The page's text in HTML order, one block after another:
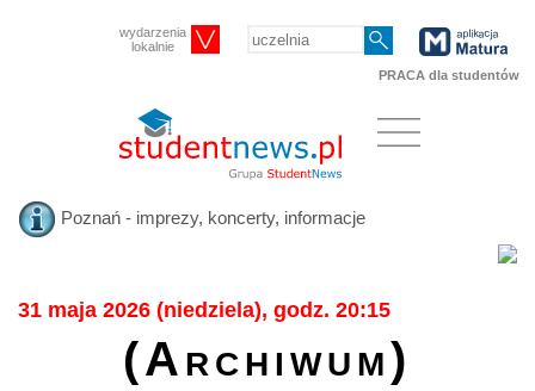
wydarzenia
lokalnie
PRACA dla studentów
Poznań - imprezy, koncerty, informacje
31 maja 2026 (niedziela), godz. 20:15
(Archiwum)